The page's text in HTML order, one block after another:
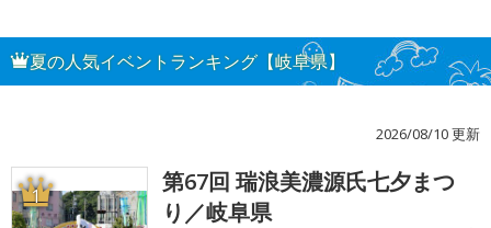
夏の人気イベントランキング【岐阜県】
2026/08/10 更新
1
第67回 瑞浪美濃源氏七夕まつ
り／岐阜県